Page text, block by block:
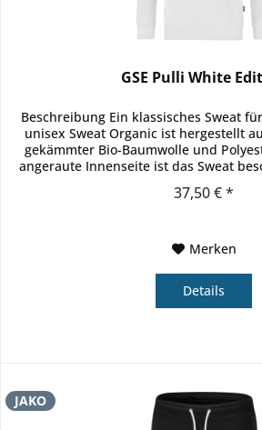
GSE Pulli White
Beschreibung Ein klassisches Sweat
unisex Sweat Organic ist hergestellt
gekämmter Bio-Baumwolle und
angeraute Innenseite ist das Sweat
37,50 € *
Merken
Details
JAKO